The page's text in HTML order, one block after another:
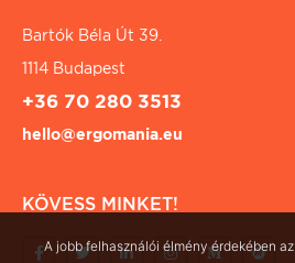
Bartók Béla Út 39.
1114 Budapest
+36 70 280 3513
hello@ergomania.eu
KÖVESS MINKET!
A jobb felhasználói élmény érdekében